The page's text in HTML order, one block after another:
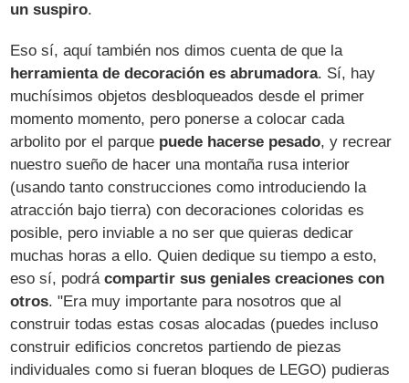
un suspiro.
Eso sí, aquí también nos dimos cuenta de que la
herramienta de decoración es abrumadora. Sí, hay
muchísimos objetos desbloqueados desde el primer
momento momento, pero ponerse a colocar cada
arbolito por el parque puede hacerse pesado, y recrear
nuestro sueño de hacer una montaña rusa interior
(usando tanto construcciones como introduciendo la
atracción bajo tierra) con decoraciones coloridas es
posible, pero inviable a no ser que quieras dedicar
muchas horas a ello. Quien dedique su tiempo a esto,
eso sí, podrácompartir sus geniales creaciones con
otros. "Era muy importante para nosotros que al
construir todas estas cosas alocadas (puedes incluso
construir edificios concretos partiendo de piezas
individuales como si fueran bloques de LEGO) pudieras